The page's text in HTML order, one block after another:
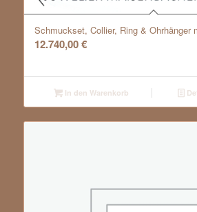
Schmuckset, Collier, Ring & Ohrhänger
12.740,00€
In den Warenkorb